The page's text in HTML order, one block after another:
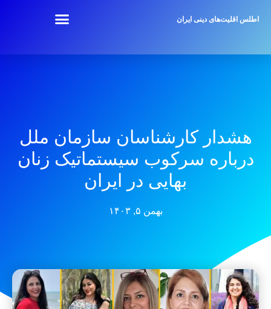
اطلس اقلیت‌های دینی ایران
هشدار کارشناسان سازمان ملل
درباره سرکوب سیستماتیک زنان
بهایی در ایران
بهمن ۵, ۱۴۰۳